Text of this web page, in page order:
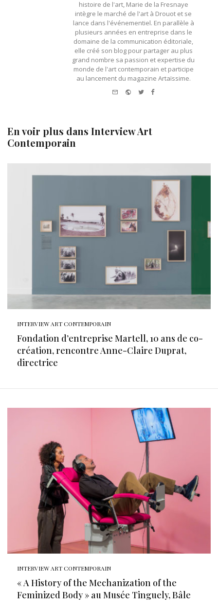
histoire de l'art, Marie de la Fresnaye
intègre le marché de l'art à Drouot et se
lance dans l'événementiel. En parallèle à
plusieurs années en entreprise dans le
domaine de la communication éditoriale,
elle créé son blog pour partager au plus
grand nombre sa passion et expertise du
monde de l'art contemporain et participe
au lancement du magazine Artaïssime.
Website
TwitterFacebook
En voir plus dans Interview Art
Contemporain
INTERVIEW ART CONTEMPORAIN
Fondation d’entreprise Martell, 10 ans de co-
création, rencontre Anne-Claire Duprat,
directrice
INTERVIEW ART CONTEMPORAIN
« A History of the Mechanization of the
Feminized Body » au Musée Tinguely, Bâle